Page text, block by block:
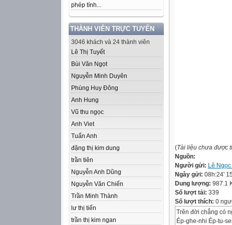
phép tính...
THÀNH VIÊN TRỰC TUYẾN
3046 khách và 24 thành viên
Lê Thị Tuyết
Bùi Văn Ngọt
Nguyễn Minh Duyên
Phùng Huy Đông
Anh Hung
Vũ thu ngọc
Anh Viet
Tuấn Anh
đặng thị kim dung
trần tiên
Nguyễn Anh Dũng
Nguyễn Văn Chiến
Trần Minh Thành
lư thị tiến
trần thị kim ngan
(Tài liệu chưa được
Nguồn:
Người gửi: Lê Ngọc
Ngày gửi: 08h:24'
Dung lượng: 987.1
Số lượt tải: 339
Số lượt thích: 0
Trên đời chẳng có
Ép-ghe-nhi Ép-tu-